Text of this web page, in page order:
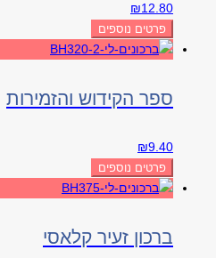
₪12.80
פרטים נוספים
ספר הקידוש והזמירות
₪9.40
פרטים נוספים
ברכון זעיר קלאסי